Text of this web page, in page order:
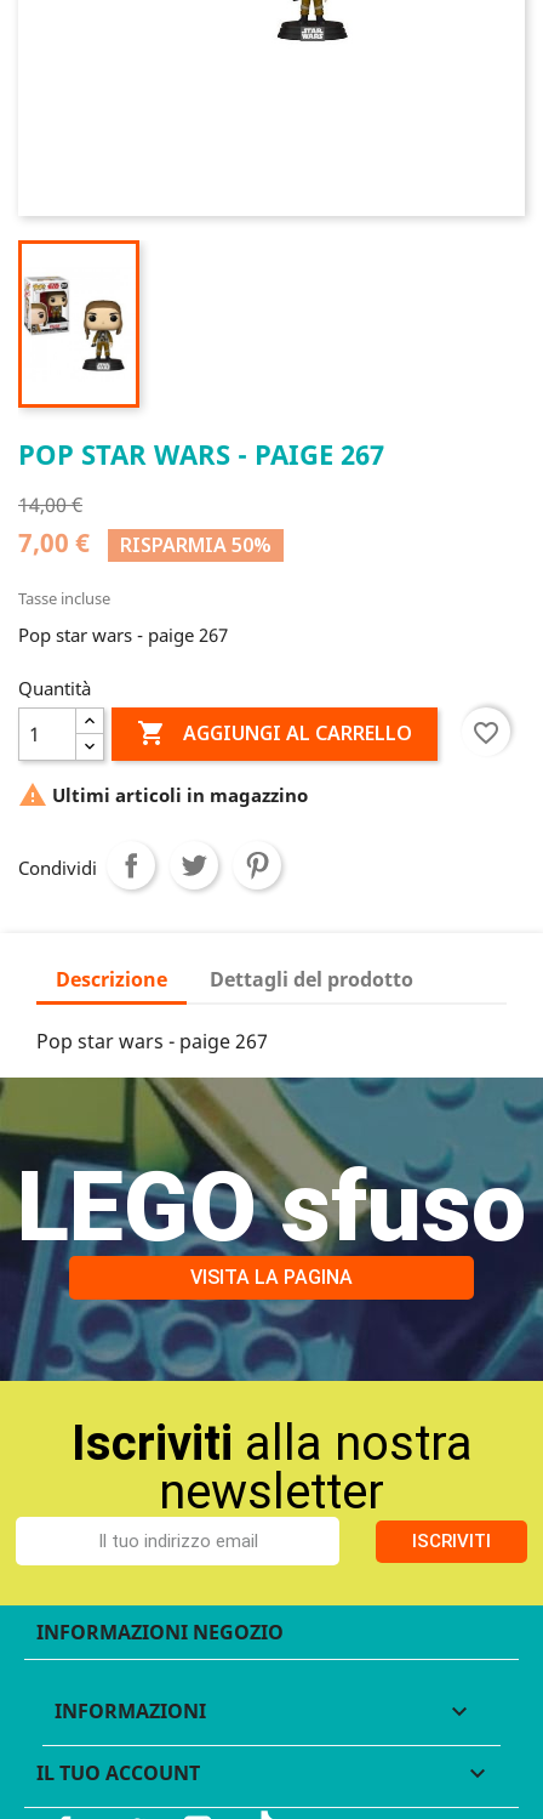
POP STAR WARS - PAIGE 267
14,00 €
7,00 € RISPARMIA 50%
Tasse incluse
Pop star wars - paige 267
Quantità
 AGGIUNGI AL CARRELLO favorite_border
 Ultimi articoli in magazzino
Condividi
Descrizione Dettagli del prodotto
Pop star wars - paige 267
LEGO sfuso
VISITA LA PAGINA
Iscriviti alla nostra
newsletter
ISCRIVITI
INFORMAZIONI NEGOZIO
INFORMAZIONI 
IL TUO ACCOUNT 